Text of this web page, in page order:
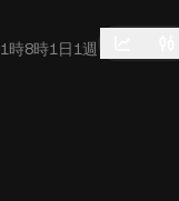
1時8時1日 1週